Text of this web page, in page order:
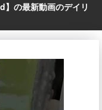
の最新動画のデイリ